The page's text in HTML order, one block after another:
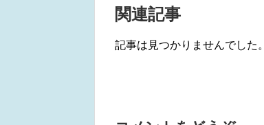
関連記事
記事は見つかりませんでした。